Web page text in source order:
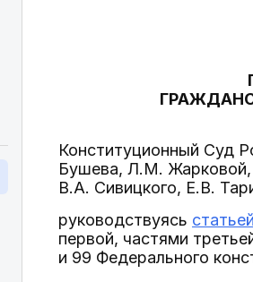
Конституционный Суд
Бушева, Л.М. Жарковой,
В.А. Сивицкого, Е.В.
руководствуясь
первой, частями
и 99 Федерального